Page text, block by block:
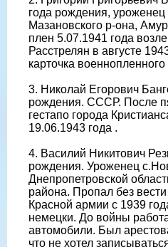
года рождения,
Мазановского р-она,
плен 5.07.1941 года
Расстрелян в августе
карточка
3. Николай Егорович
рождения. СССР. После
гестапо города
19.06.1943 года .
4. Василий Никитович
рождения. Уроженец
Днепропетровской
района. Пропал без
Красной армии с 1939
немецки. До войны
автомобили. Был
что не хотел